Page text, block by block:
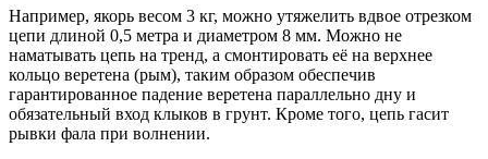
Например, якорь весом 3 кг, можно утяжелить вдвое отрезком
цепи длиной 0,5 метра и диаметром 8 мм. Можно не
наматывать цепь на тренд, а смонтировать её на верхнее
кольцо веретена (рым), таким образом обеспечив
гарантированное падение веретена параллельно дну и
обязательный вход клыков в грунт. Кроме того, цепь гасит
рывки фала при волнении.